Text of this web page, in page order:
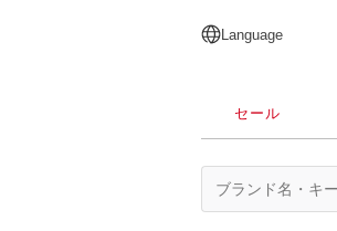
日本語
English
简体中文
繁體中文
Language
セール